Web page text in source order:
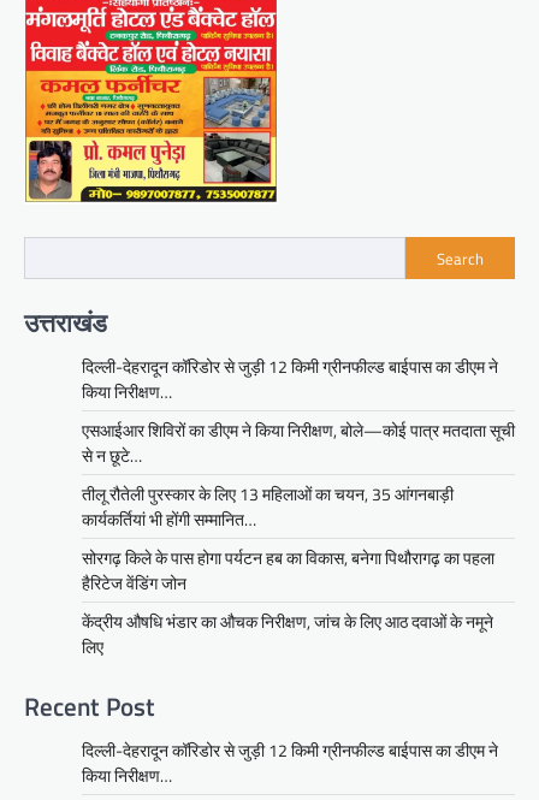
Search
उत्तराखंड
दिल्ली-देहरादून कॉरिडोर से जुड़ी 12 किमी ग्रीनफील्ड बाईपास का डीएम ने
किया निरीक्षण…
एसआईआर शिविरों का डीएम ने किया निरीक्षण, बोले—कोई पात्र मतदाता सूची
से न छूटे…
तीलू रौतेली पुरस्कार के लिए 13 महिलाओं का चयन, 35 आंगनबाड़ी
कार्यकर्तियां भी होंगी सम्मानित…
सोरगढ़ किले के पास होगा पर्यटन हब का विकास, बनेगा पिथौरागढ़ का पहला
हैरिटेज वेंडिंग जोन
केंद्रीय औषधि भंडार का औचक निरीक्षण, जांच के लिए आठ दवाओं के नमूने
लिए
Recent Post
दिल्ली-देहरादून कॉरिडोर से जुड़ी 12 किमी ग्रीनफील्ड बाईपास का डीएम ने
किया निरीक्षण…